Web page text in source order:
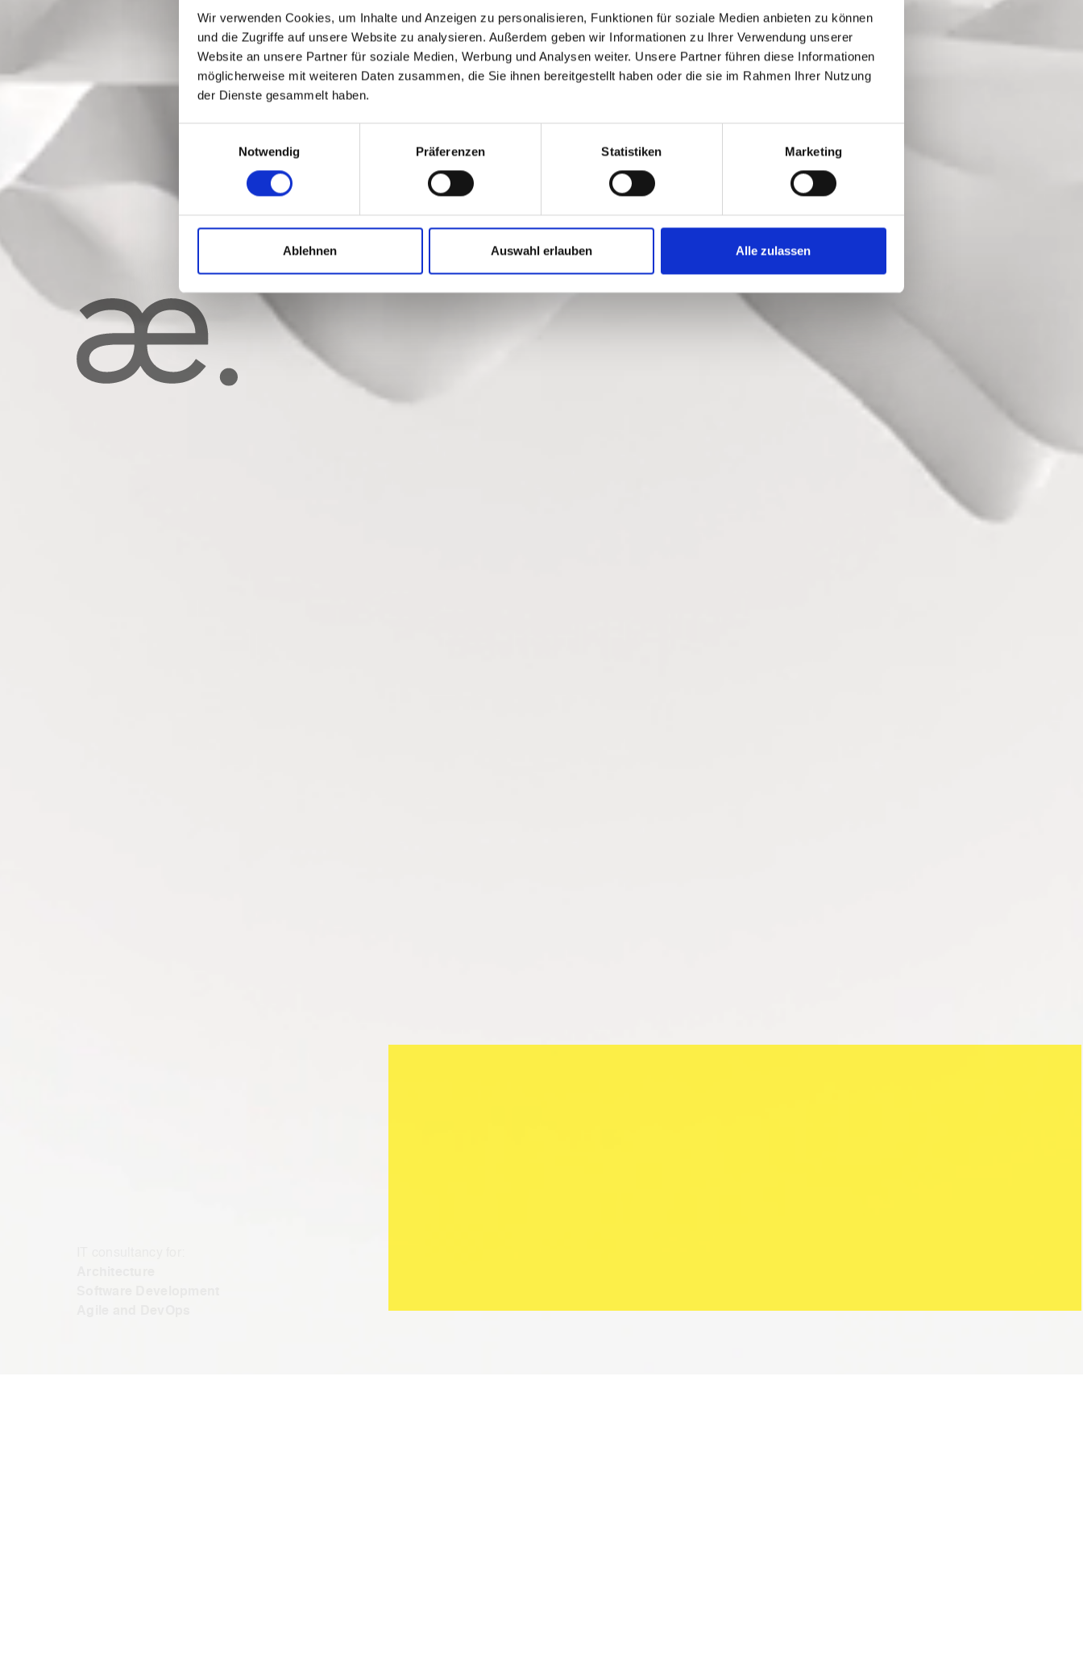
Wir verwenden Cookies, um Inhalte und Anzeigen zu personalisieren, Funktionen für soziale Medien anbieten zu können
und die Zugriffe auf unsere Website zu analysieren. Außerdem geben wir Informationen zu Ihrer Verwendung unserer
Website an unsere Partner für soziale Medien, Werbung und Analysen weiter. Unsere Partner führen diese Informationen
möglicherweise mit weiteren Daten zusammen, die Sie ihnen bereitgestellt haben oder die sie im Rahmen Ihrer Nutzung
der Dienste gesammelt haben.
Notwendig
Präferenzen Statistiken Marketing
Ablehnen Auswahl erlauben Alle zulassen